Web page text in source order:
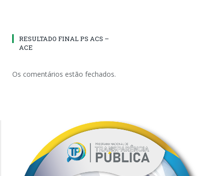
RESULTADO FINAL PS ACS –
ACE
Os comentários estão fechados.